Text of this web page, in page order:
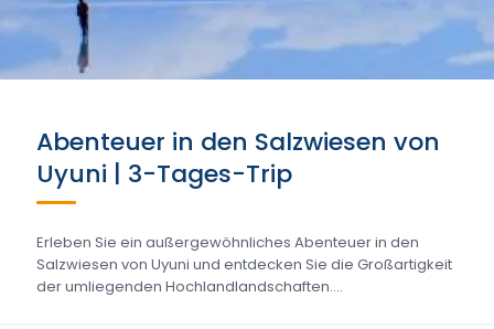
Abenteuer in den Salzwiesen von
Uyuni | 3-Tages-Trip
Erleben Sie ein außergewöhnliches Abenteuer in den
Salzwiesen von Uyuni und entdecken Sie die Großartigkeit
der umliegenden Hochlandlandschaften....